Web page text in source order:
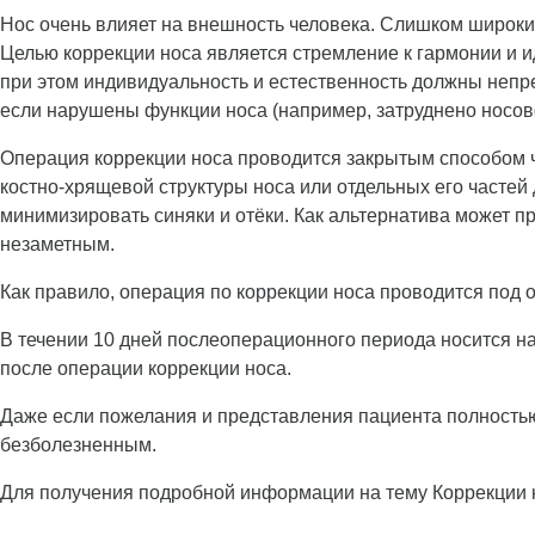
Нос очень влияет на внешность человека. Слишком
Целью коррекции носа является стремление к гармонии
при этом индивидуальность и естественность должны
если нарушены функции носа (например, затруднено
Операция коррекции носа проводится закрытым способом
костно-хрящевой структуры носа или отдельных его
минимизировать синяки и отёки. Как альтернатива может
незаметным.
Как правило, операция по коррекции носа проводится под
В течении 10 дней послеоперационного периода
после операции коррекции носа.
Даже если пожелания и представления пациента
безболезненным.
Для получения подробной информации на тему